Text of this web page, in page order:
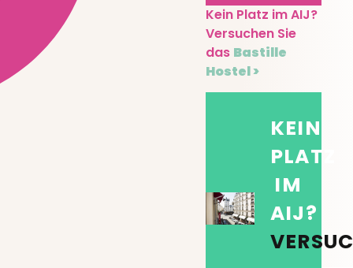
Kein Platz im AIJ?
Versuchen Sie
das Bastille
Hostel >
KEIN
PLATZ
IM
AIJ?